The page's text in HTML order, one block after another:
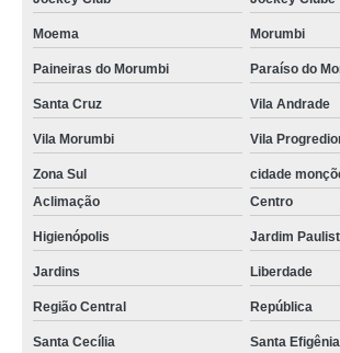
Moema Morumbi
Paineiras do Morumbi Paraíso do
Santa Cruz Vila Andrade
Vila Morumbi Vila
Zona Sul
cidade
Aclimação
Centro
Higienópolis Jardim
Jardins Liberdade
Região Central República
Santa Cecília
Santa Efigênia